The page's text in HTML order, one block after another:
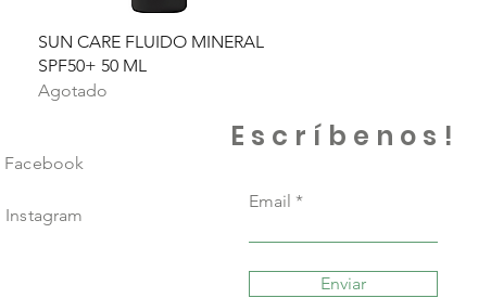
Vista rápida
SUN CARE FLUIDO MINERAL
SPF50+ 50 ML
Agotado
Facebook
Instagram
Escríbenos!
Email
Enviar